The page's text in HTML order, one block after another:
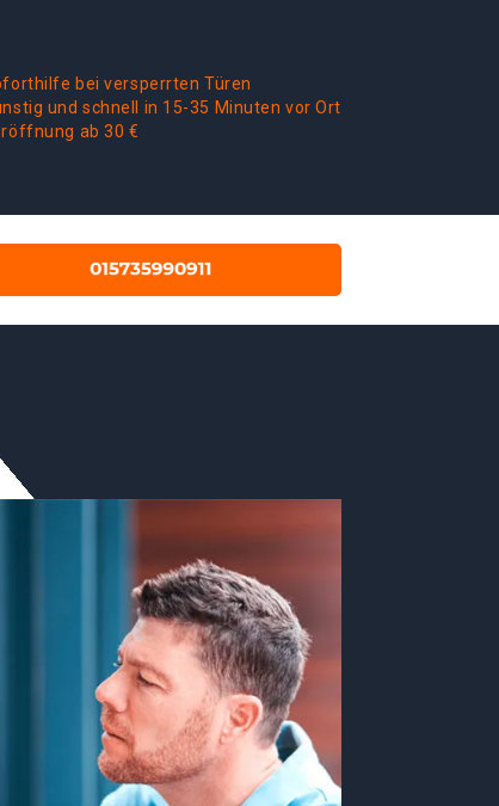
bei versperrten Türen
und schnell in 15-35 Minuten vor Ort
ab 30 €